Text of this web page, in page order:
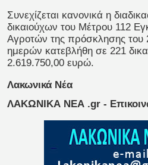
Συνεχίζεται κανονικά η
δικαιούχων του Μέτρου 112
Αγροτών της πρόσκλησης του
ημερών κατεβλήθη σε 221
2.619.750,00 ευρώ.
Λακωνικά Νέα
ΛΑΚΩΝΙΚΑ ΝΕΑ .gr -